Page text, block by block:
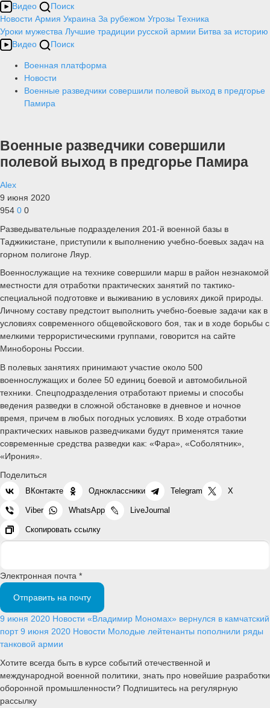
Видео
Поиск
Новости Армия Украина За рубежом Угрозы Техника
Уроки мужества Лучшие традиции русской армии Битва за историю
Видео
Поиск
Военная платформа
Новости
Военные разведчики совершили полевой выход в предгорье
Памира
Военные разведчики совершили
полевой выход в предгорье Памира
Alex
9 июня 2020
954 0 0
Разведывательные подразделения 201-й военной базы в
Таджикистане, приступили к выполнению учебно-боевых задач на
горном полигоне Ляур.
Военнослужащие на технике совершили марш в район незнакомой
местности для отработки практических занятий по тактико-
специальной подготовке и выживанию в условиях дикой природы.
Личному составу предстоит выполнить учебно-боевые задачи как в
условиях современного общевойскового боя, так и в ходе борьбы с
мелкими террористическими группами, говорится на сайте
Минобороны России.
В полевых занятиях принимают участие около 500
военнослужащих и более 50 единиц боевой и автомобильной
техники. Спецподразделения отработают приемы и способы
ведения разведки в сложной обстановке в дневное и ночное
время, причем в любых погодных условиях. В ходе отработки
практических навыков разведчиками будут применятся такие
современные средства разведки как: «Фара», «Соболятник»,
«Ирония».
Поделиться
ВКонтакте Одноклассники Telegram X
Viber WhatsApp LiveJournal
Скопировать ссылку
Электронная почта *
Отправить на почту
9 июня 2020 Новости «Владимир Мономах» вернулся в камчатский
порт9 июня 2020 Новости Молодые лейтенанты пополнили ряды
танковой армии
Хотите всегда быть в курсе событий отечественной и
международной военной политики, знать про новейшие разработки
оборонной промышленности? Подпишитесь на регулярную
рассылку